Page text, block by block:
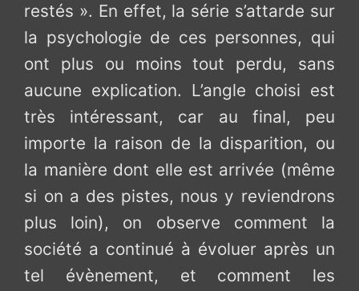
restés ». En effet, la série s’attarde sur
la psychologie de ces personnes, qui
ont plus ou moins tout perdu, sans
aucune explication. L’angle choisi est
très intéressant, car au final, peu
importe la raison de la disparition, ou
la manière dont elle est arrivée (même
si on a des pistes, nous y reviendrons
plus loin), on observe comment la
société a continué à évoluer après un
tel évènement, et comment les